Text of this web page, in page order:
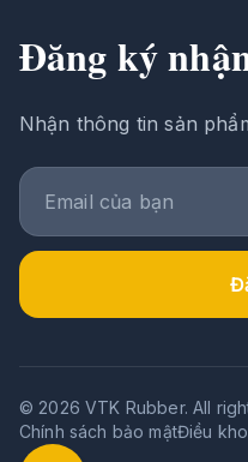
Đăng ký
Nhận thông tin sản
© 2026 VTK Rubber. All
Chính sách bảo mậtĐiều